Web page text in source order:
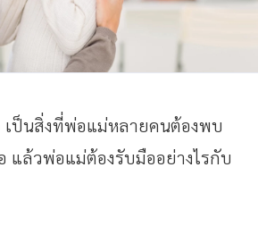
เป็นสิ่งที่พ่อแม่หลายคนต้องพบ
แล้วพ่อแม่ต้องรับมืออย่างไรกับ